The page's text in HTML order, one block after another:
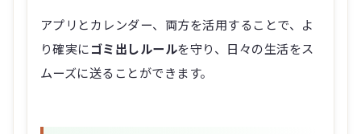
アプリとカレンダー、両方を活用することで、よ
り確実にゴミ出しルールを守り、日々の生活をス
ムーズに送ることができます。